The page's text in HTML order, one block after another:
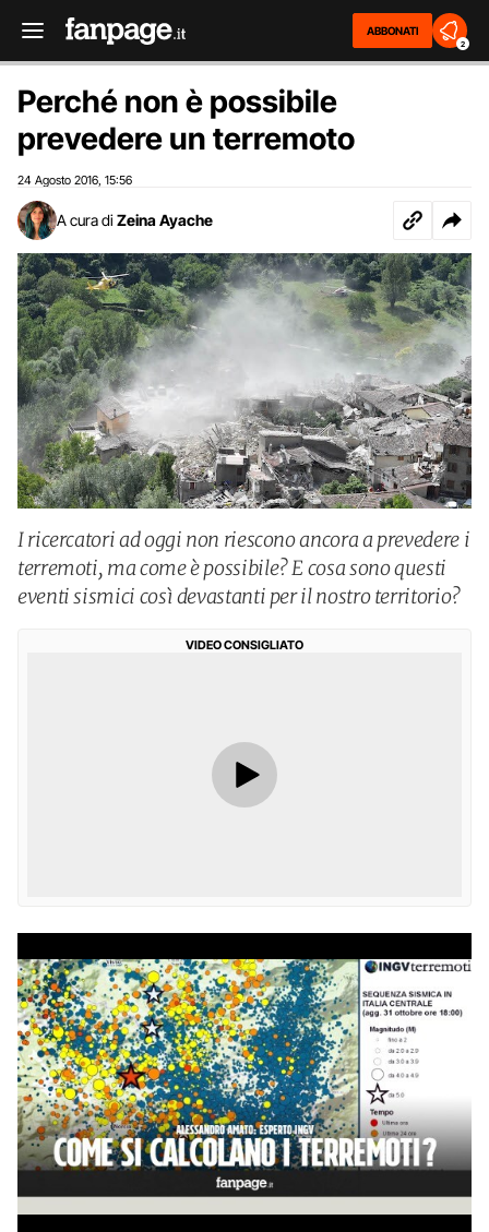
ABBONATI
2
Perché non è possibile
prevedere un terremoto
24 Agosto 2016 15:56
A cura di Zeina Ayache
I ricercatori ad oggi non riescono ancora a prevedere i
terremoti, ma come è possibile? E cosa sono questi
eventi sismici così devastanti per il nostro territorio?
VIDEO CONSIGLIATO